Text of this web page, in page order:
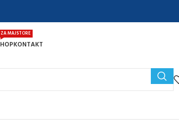
ZA MAJSTORE
KONTAKT